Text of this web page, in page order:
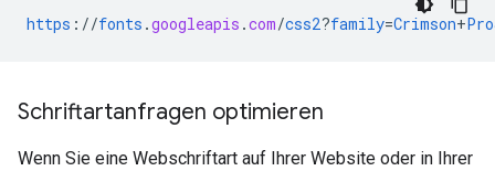
https ://fonts .googleapis .com/css2?family=Crimson+
Schriftartanfragen optimieren
Wenn Sie eine Webschriftart auf Ihrer Website oder in Ihrer